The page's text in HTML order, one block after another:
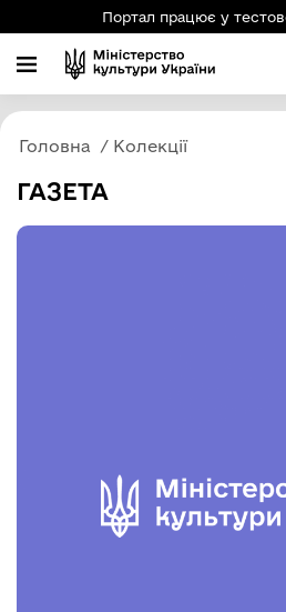
Портал працює у
Головна Колекції
ГАЗЕТА